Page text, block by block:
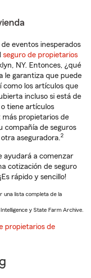
eventos inesperados
seguro de propietarios
NY. Entonces, ¿qué
le garantiza que puede
como los artículos que
incluso si está de
tiene artículos
más propietarios de
compañía de seguros
aseguradora.2
ayudará a comenzar
cotización de seguro
rápido y sencillo!
una lista completa de la
y State Farm Archive.
propietarios de